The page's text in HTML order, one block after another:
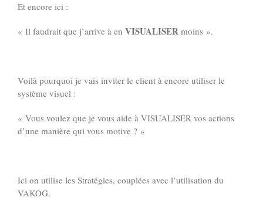
Et encore ici :
« Il faudrait que j’arrive à en VISUALISER moins ».
Voilà pourquoi je vais inviter le client à encore utiliser le
système visuel :
« Vous voulez que je vous aide à VISUALISER vos actions
d’une manière qui vous motive ? »
Ici on utilise les Stratégies, couplées avec l’utilisation du
VAKOG.